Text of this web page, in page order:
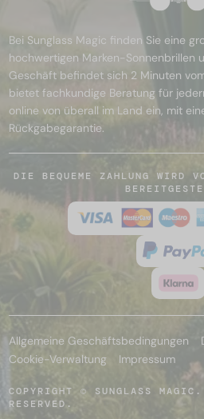
Bei Sunglass Magic finden Sie eine
hochwertigen Marken-Sonnenbrillen
Geschäft befindet sich 2 Minuten
bietet fachkundige Beratung für
online von überall im Land ein, mit
Rückgabegarantie.
DIE BEQUEME ZAHLUNG WIRD
Allgemeine Geschäftsbedingungen
Cookie-Verwaltung
Impressum
COPYRIGHT © SUNGLASS
RESERVED.